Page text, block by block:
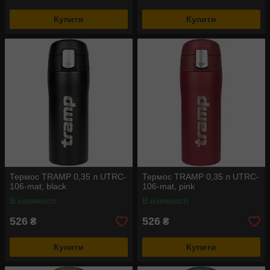
Купити Купити
Термос TRAMP 0,35 л UTRC-
106-mat, black
В наявності
526 ₴
Купити
Термос TRAMP 0,35 л UTRC-
106-mat, pink
В наявності
526 ₴
Купити